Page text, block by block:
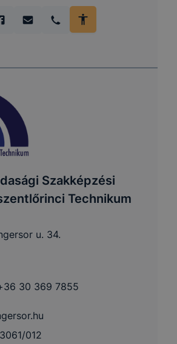
Szakképzési
Technikum
u. 34.
30 369 7855
012